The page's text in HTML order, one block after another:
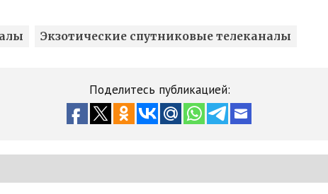
Экзотические спутниковые телеканалы
Поделитесь публикацией: